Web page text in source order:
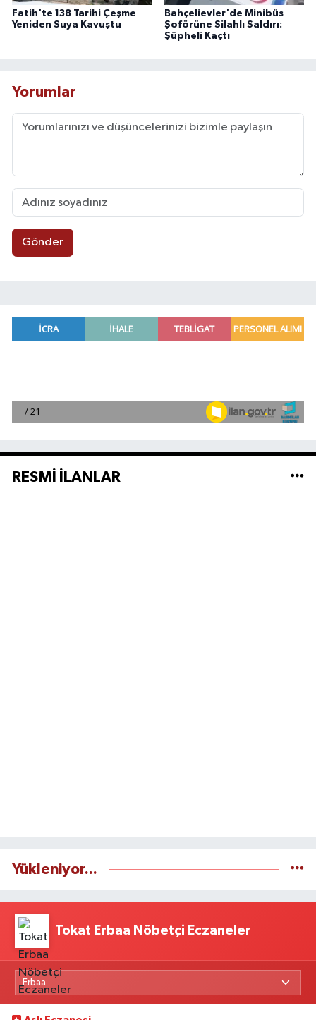
Fatih'te 138 Tarihi Çeşme
Yeniden Suya Kavuştu
Bahçelievler'de Minibüs
Şoförüne Silahlı Saldırı:
Şüpheli Kaçtı
Yorumlar
Gönder
RESMİ İLANLAR
Yükleniyor...
Tokat Erbaa Nöbetçi Eczaneler